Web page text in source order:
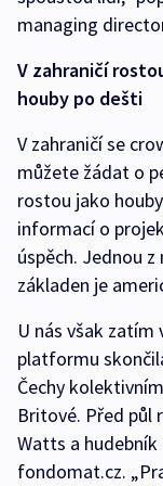
managing
V zahraničí
houby po dešti
V zahraničí se
můžete žádat o
rostou jako
informací o
úspěch. Jednou
základen je
U nás však
platformu
Čechy
Britové. Před půl
Watts a
fondomat.cz.